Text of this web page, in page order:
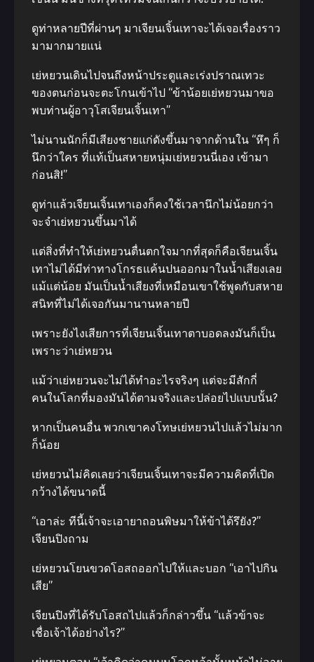
ดูท่าหลายปีที่ผ่านๆ มาเจียนเจิ้นเทาจะได้เจอเรื่องราว
มามากมายแน่
เย่หยวนเดินไปจนถึงหน้าประตูและเร่งปราณเทวะ
ของตนก่อนจะตะโกนเข้าไป “ข้าน้อยเย่หยวนมาขอ
พบท่านผู้อาวุโสเจียนเจิ้นเทา”
ไม่นานนักก็มีเสียงชายแก่ดังขึ้นมาจากด้านใน “หึๆ ก็
นึกว่าใคร ที่แท้เป็นสหายหนุ่มเย่หยวนนี่เอง เข้ามา
ก่อนสิ!”
ดูท่าแล้วเจียนเจิ้นเทาเองก็คงใช้เวลานึกไม่น้อยกว่า
จะจำเย่หยวนขึ้นมาได้
แต่สิ่งที่ทำให้เย่หยวนตื่นตกใจมากที่สุดก็คือเจียนเจิ้น
เทาไม่ได้มีท่าทางโกรธแค้นปนออกมาในน้ำเสียงเลย
แม้แต่น้อย มันเป็นน้ำเสียงที่เหมือนเขาใช้พูดกับสหาย
สนิทที่ไม่ได้เจอกันมานานหลายปี
เพราะยังไงเสียการที่เจียนเจิ้นเทาตาบอดลงมันก็เป็น
เพราะว่าเย่หยวน
แม้ว่าเย่หยวนจะไม่ได้ทำอะไรจริงๆ แต่จะมีสักกี่
คนในโลกที่มองมันได้ตามจริงและปล่อยไปแบบนั้น?
หากเป็นคนอื่น พวกเขาคงโทษเย่หยวนไปแล้วไม่มาก
ก็น้อย
เย่หยวนไม่คิดเลยว่าเจียนเจิ้นเทาจะมีความคิดที่เปิด
กว้างได้ขนาดนี้
“เอาล่ะ ทีนี้เจ้าจะเอายาถอนพิษมาให้ข้าได้รึยัง?”
เจียนปิงถาม
เย่หยวนโยนขวดโอสถออกไปให้และบอก “เอาไปกิน
เสีย”
เจียนปิงที่ได้รับโอสถไปแล้วก็กล่าวขึ้น “แล้วข้าจะ
เชื่อเจ้าได้อย่างไร?”